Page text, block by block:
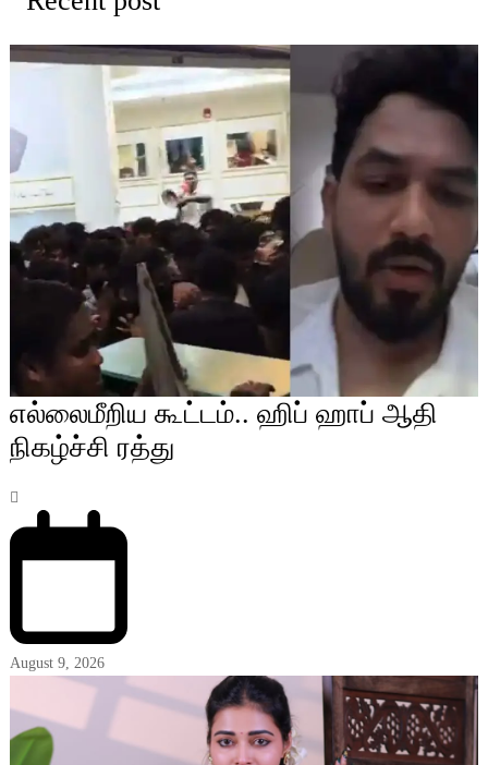
எல்லைமீறிய கூட்டம்.. ஹிப் ஹாப் ஆதி
நிகழ்ச்சி ரத்து
August 9, 2026